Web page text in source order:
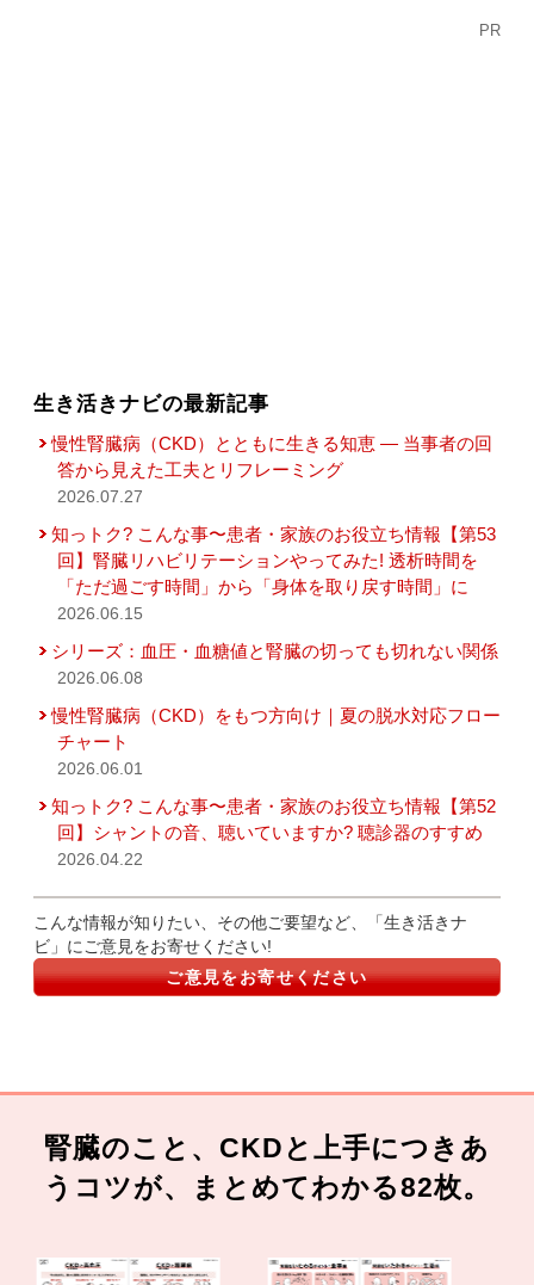
PR
生き活きナビの最新記事
慢性腎臓病（CKD）とともに生きる知恵 — 当事者の回
答から見えた工夫とリフレーミング
2026.07.27
知っトク? こんな事〜患者・家族のお役立ち情報【第53
回】腎臓リハビリテーションやってみた! 透析時間を
「ただ過ごす時間」から「身体を取り戻す時間」に
2026.06.15
シリーズ：血圧・血糖値と腎臓の切っても切れない関係
2026.06.08
慢性腎臓病（CKD）をもつ方向け｜夏の脱水対応フロー
チャート
2026.06.01
知っトク? こんな事〜患者・家族のお役立ち情報【第52
回】シャントの音、聴いていますか? 聴診器のすすめ
2026.04.22
こんな情報が知りたい、その他ご要望など、「生き活きナ
ビ」にご意見をお寄せください!
ご意見をお寄せください
腎臓のこと、CKDと上手につきあ
うコツが、まとめてわかる82枚。